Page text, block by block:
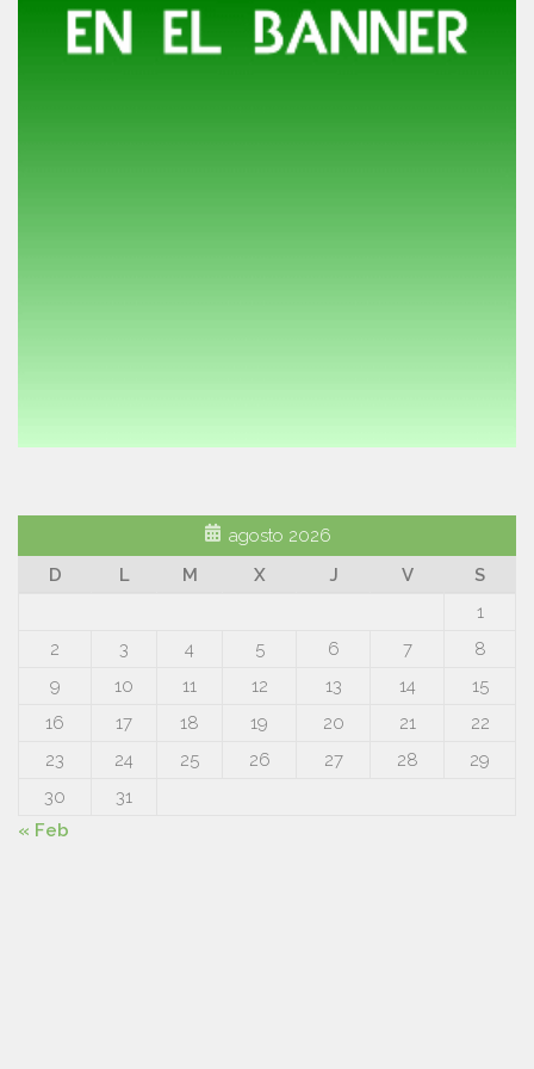
agosto 2026
D
L M X J V
S
1
2
3 4 5 6 7
8
9
10 11 12 13 14
15
16
17 18 19 20 21
22
23
24 25 26 27 28
29
30
31
« Feb